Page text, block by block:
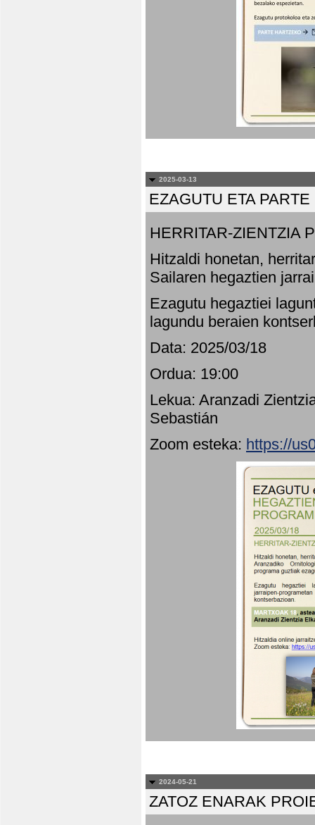
2025-03-13
EZAGUTU ETA
HERRITAR-ZIENTZIA
Hitzaldi honetan,
Sailaren hegaztien
Ezagutu hegaztiei
lagundu beraien
Data: 2025/03/18
Ordua: 19:00
Lekua: Aranzadi
Sebastián
Zoom esteka: https://
2024-05-21
ZATOZ ENARAK